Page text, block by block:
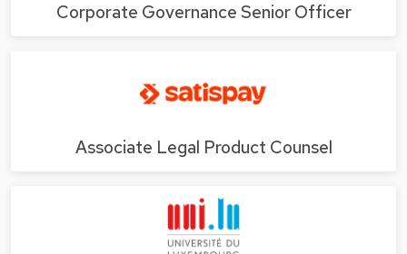
Corporate Governance Senior Officer
Associate Legal Product Counsel